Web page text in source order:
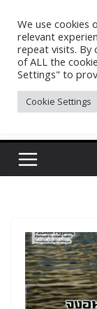
content
เปิดพื้นที่
We use cookies
relevant
repeat visits. By
of ALL the
Settings" to
Cookie Settings